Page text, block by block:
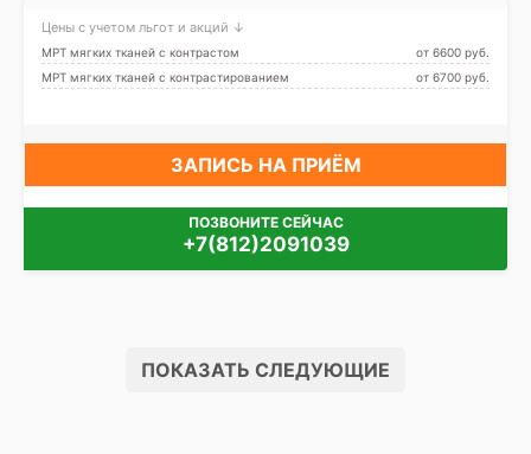
Площадь Ленина, Площадь
Мужества, Политехническая,
Проспект Просвещения,
Цены с учетом льгот и акций ↓
МРТ мягких тканей с контрастом
от 6600 pуб.
МРТ мягких тканей с контрастированием
от 6700 pуб.
ЗАПИСЬ НА ПРИЁМ
ПОЗВОНИТЕ СЕЙЧАС
+7(812)2091039
ПОКАЗАТЬ СЛЕДУЮЩИЕ